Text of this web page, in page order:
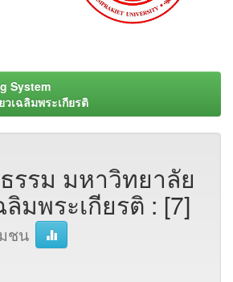
System
เฉลิมพระเกียรติ
รม มหาวิทยาลัย
ลิมพระเกียรติ : [7]
ชน